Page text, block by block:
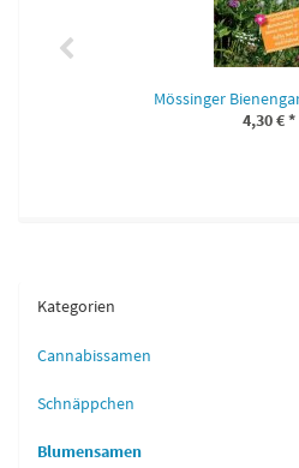
Mössinger
4,30 €*
Kategorien
Cannabissamen
Schnäppchen
Blumensamen